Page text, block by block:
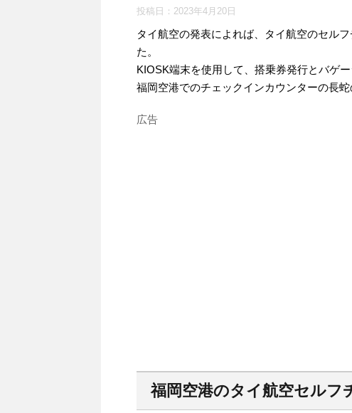
投稿日： 2023年4月20日
タイ航空の発表によれば、タイ航空のセル
た。
KIOSK端末を使用して、搭乗券発行とバゲー
福岡空港でのチェックインカウンターの長蛇
広告
福岡空港のタイ航空セルフ